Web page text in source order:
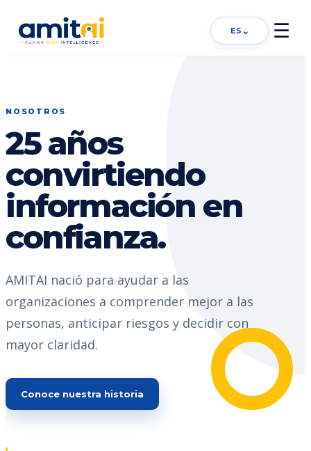
ES ⌄ ☰
NOSOTROS
25 años
convirtiendo
información en
confianza.
AMITAI nació para ayudar a las
organizaciones a comprender mejor a las
personas, anticipar riesgos y decidir con
mayor claridad.
Conoce nuestra historia